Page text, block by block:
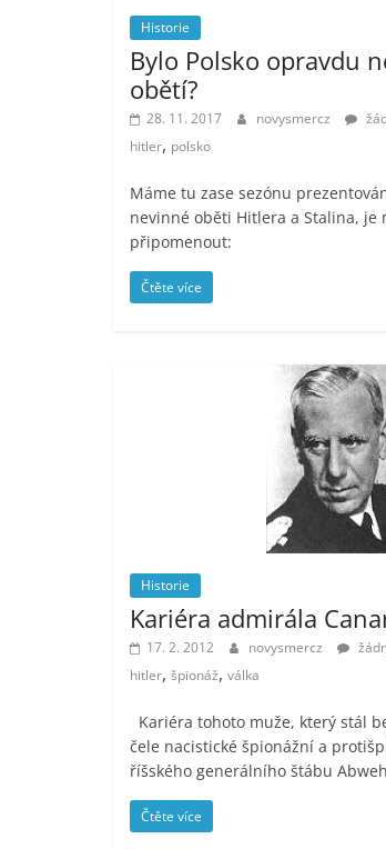
Historie
Bylo Polsko opravdu
obětí?
28. 11. 2017 novysmercz
hitler, polsko
Máme tu zase sezónu
nevinné oběti Hitlera a Stalina, je
připomenout:
Čtěte více
Historie
Kariéra admirála
17. 2. 2012 novysmercz
hitler, špionáž, válka
Kariéra tohoto muže, který stál
čele nacistické špionážní a
říšského generálního štábu
Čtěte více